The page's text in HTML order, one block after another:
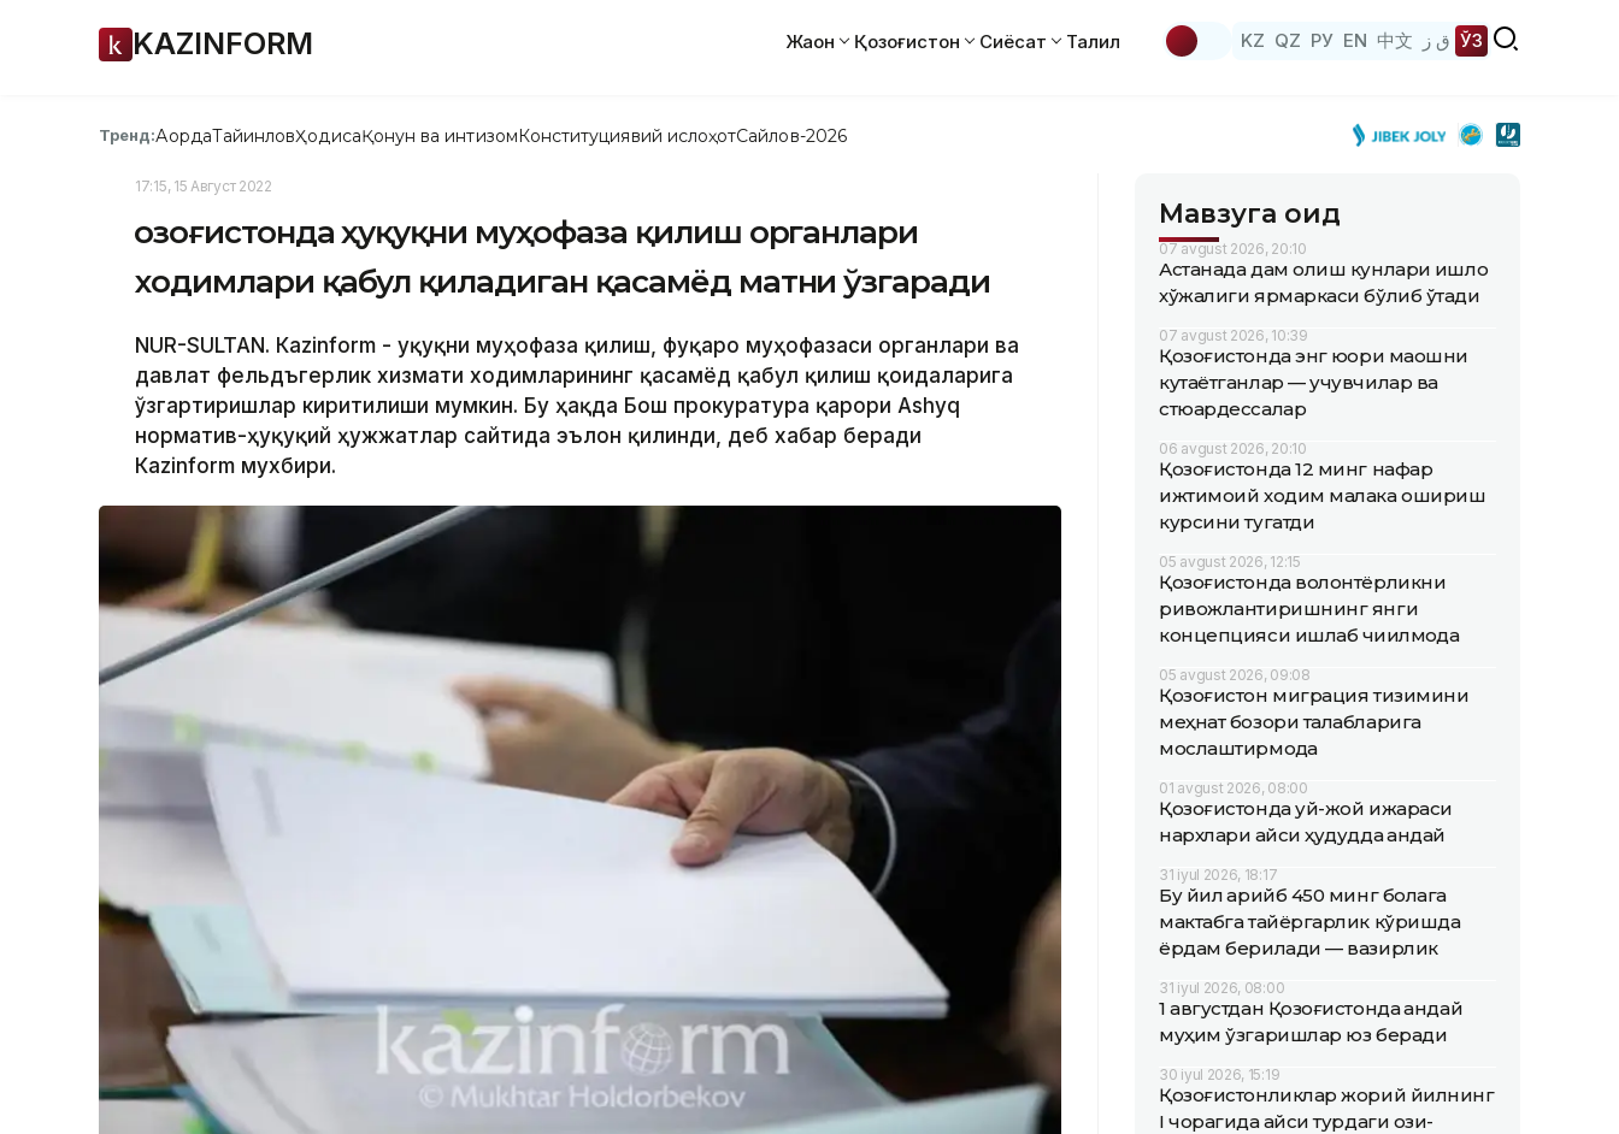
KAZINFORM Жаҳон Қозоғистон Сиёсат Таҳлил KZ QZ РУ EN 中文 ق ز ЎЗ
Тренд:АқордаТайинловҲодисаҚонун ва интизомКонституциявий ислоҳотСайлов-2026
17:15, 15 Август 2022
Қозоғистонда ҳуқуқни муҳофаза қилиш органлари
ходимлари қабул қиладиган қасамёд матни ўзгаради
NUR-SULTAN. Кazinform - Ҳуқуқни муҳофаза қилиш, фуқаро муҳофазаси органлари ва
давлат фельдъгерлик хизмати ходимларининг қасамёд қабул қилиш қоидаларига
ўзгартиришлар киритилиши мумкин. Бу ҳақда Бош прокуратура қарори Ashyq
норматив-ҳуқуқий ҳужжатлар сайтида эълон қилинди, деб хабар беради
Кazinform мухбири.
Мавзуга оид
07 avgust 2026, 20:10
Астанада дам олиш кунлари қишлоқ
хўжалиги ярмаркаси бўлиб ўтади
07 avgust 2026, 10:39
Қозоғистонда энг юқори маошни
кутаётганлар — учувчилар ва
стюардессалар
06 avgust 2026, 20:10
Қозоғистонда 12 минг нафар
ижтимоий ходим малака ошириш
курсини тугатди
05 avgust 2026, 12:15
Қозоғистонда волонтёрликни
ривожлантиришнинг янги
концепцияси ишлаб чиқилмоқда
05 avgust 2026, 09:08
Қозоғистон миграция тизимини
меҳнат бозори талабларига
мослаштирмоқда
01 avgust 2026, 08:00
Қозоғистонда уй-жой ижараси
нархлари қайси ҳудудда қандай
31 iyul 2026, 18:17
Бу йил қарийб 450 минг болага
мактабга тайёргарлик кўришда
ёрдам берилади — вазирлик
31 iyul 2026, 08:00
1 августдан Қозоғистонда қандай
муҳим ўзгаришлар юз беради
30 iyul 2026, 15:19
Қозоғистонликлар жорий йилнинг
I чорагида қайси турдаги озиқ-